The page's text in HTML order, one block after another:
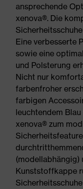
ansprechende
xenova®. Die
Eine verbesserte
sowie eine
und Polsterung
Nicht nur
farbenfroher
farbigen
leuchtendem
xenova® zum
(modellabhängig)
Kunststoffkappe